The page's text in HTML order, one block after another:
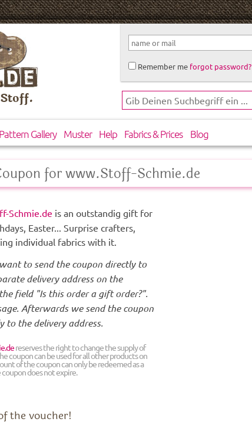
Remember me forgot password?
Pattern Gallery Muster Help Fabrics & Prices Blog
for www.Stoff-Schmie.de
Schmie.de is an outstandig gift for
Easter... Surprise crafters,
individual fabrics with it.
to send the coupon directly to
delivery address on the
field "Is this order a gift order?".
Afterwards we send the coupon
to the delivery address.
reserves the right to change the supply of
coupon can be used for all other products on
of the coupon can only be redeemed as a
does not expire.
the voucher!